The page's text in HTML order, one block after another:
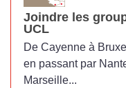
Joindre les
UCL
De Cayenne à
en passant par
Marseille...